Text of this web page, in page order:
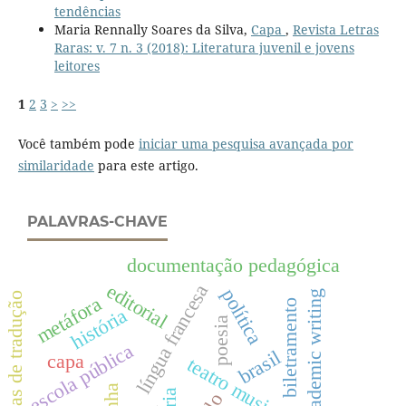
tendências
Maria Rennally Soares da Silva, Capa , Revista Letras
Raras: v. 7 n. 3 (2018): Literatura juvenil e jovens
leitores
1 2 3 > >>
Você também pode iniciar uma pesquisa avançada por
similaridade para este artigo.
PALAVRAS-CHAVE
brasil
históriaeditorial
língua francesa
escola pública
documentação pedagógica
biletramento
capa poesia academic writing
metáfora política